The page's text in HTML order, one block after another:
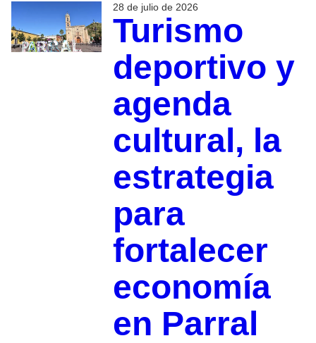
28 de julio de 2026
Turismo
deportivo y
agenda
cultural, la
estrategia
para
fortalecer
economía
en Parral